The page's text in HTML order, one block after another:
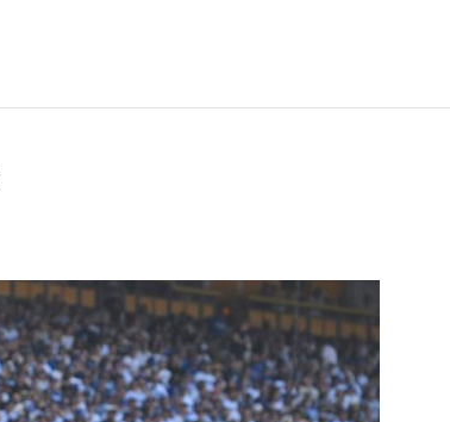
1
"삼성·SK보다 싸게 달라"…
에 '더 비싸다' 퇴짜
2
[데일리안 오늘뉴스 종합] 축
인 심판에 성접대 의혹, 李대